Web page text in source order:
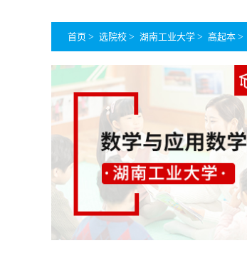
首页 > 选院校 > 湖南工业大学 > 高起本 >